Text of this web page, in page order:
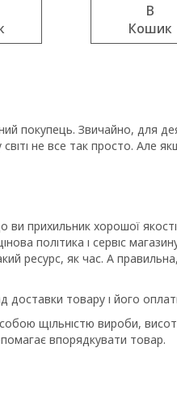
В
Кошик
покупець. Звичайно, для
не все так просто. Але
прихильник хорошої
політика і сервіс
ресурс, як час. А
товару і його
щільністю вироби,
впорядкувати товар.